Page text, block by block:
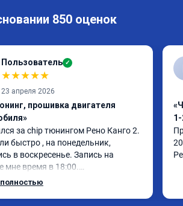
850 оценок
Пользователь ✓
★★★★★
23 апреля 2026
прошивка двигателя
за chip тюнингом Рено Канго 2.
быстро , на понедельник,
в воскресенье. Запись на
мне время в 18:00.
за 30 минут,
1-